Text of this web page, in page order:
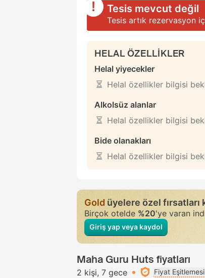
Tesis mevcut değil
Tesis artık rezervasyon
HELAL ÖZELLİKLER
Helal yiyecekler
Helal özellikler bilgisi
Alkolsüz alanlar
Helal özellikler bilgisi
Bide olanakları
Helal özellikler bilgisi
Goldüyelere özel fırsatları
Birçok otelde%20'ye varan
Giriş yap veya kaydol
Maha Guru Huts fiyatları
2 kişi 7 gece Fiyat